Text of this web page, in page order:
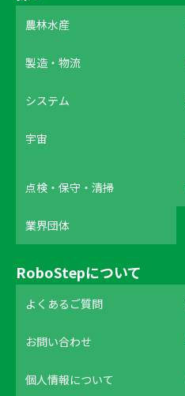
農林水産
製造・物流
システム
宇宙
点検・保守・清掃
業界団体
RoboStepについて
よくあるご質問
お問い合わせ
個人情報について